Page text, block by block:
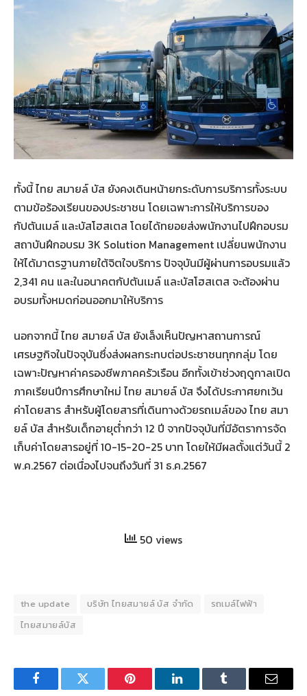
ทั้งนี้ ไทย สมายล์ บัส ยังคงเดินหน้ายกระดับการบริการทั้งระบบ
ตามข้อร้องเรียนของประชาชน โดยเฉพาะการให้บริการของ
กัปตันเมล์ และบัสโฮสเตส โดยได้ทยอยส่งพนักงานไปฝึกอบรม
สถาบันฝึกอบรม 3K Solution Management เปลี่ยนพนักงาน
ให้ได้มาตรฐานภายใต้จิตใจบริการ ปัจจุบันมีผู้ผ่านการอบรมแล้ว
2,341 คน และในอนาคตกัปตันเมล์ และบัสโฮสเตส จะต้องผ่าน
อบรมทั้งหมดก่อนออกมาให้บริการ
นอกจากนี้ ไทย สมายล์ บัส ยังเล็งเห็นปัญหาสถานการณ์
เศรษฐกิจในปัจจุบันซึ่งส่งผลกระทบต่อประชาชนทุกกลุ่ม โดย
เฉพาะปัญหาค่าครองชีพภาคครัวเรือน อีกทั้งเข้าช่วงฤดูกาลเปิด
ภาคเรียนปีการศึกษาใหม่ ไทย สมายล์ บัส จึงได้ประกาศยกเว้น
ค่าโดยสาร สำหรับผู้โดยสารที่เดินทางด้วยรถเมล์ของ ไทย สมา
ยล์ บัส สำหรับเด็กอายุต่ำกว่า 12 ปี จากปัจจุบันที่มีอัตราการจัด
เก็บค่าโดยสารอยู่ที่ 10-15-20-25 บาท โดยให้มีผลตั้งแต่วันนี้ 2
พ.ค.2567 ต่อเนื่องไปจนถึงวันที่ 31 ธ.ค.2567
50 views
the update บริษัท ไทยสมายล์ บัส จำกัด
รถเมล์ไฟฟ้า
ไทยสมายล์บัส
FacebookTwitter Pinterest LinkedInTumblr Email